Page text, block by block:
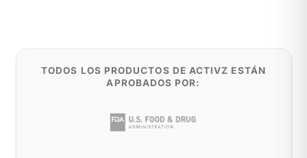
TODOS LOS PRODUCTOS DE ACTIVZ ESTÁN
APROBADOS POR: